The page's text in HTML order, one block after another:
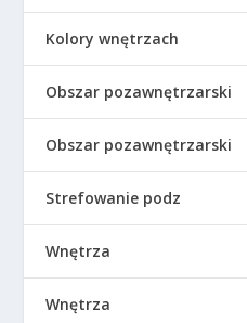
Kolory wnętrzach
Obszar pozawnętrzarski
Obszar pozawnętrzarski
Strefowanie podz
Wnętrza
Wnętrza